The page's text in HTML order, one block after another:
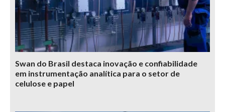
Swan do Brasil destaca inovação e confiabilidade
em instrumentação analítica para o setor de
celulose e papel